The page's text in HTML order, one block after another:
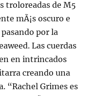
troloreadas de M5
mÃ¡s oscuro e
por la
Las cuerdas
en intrincados
creando una
“Rachel Grimes es